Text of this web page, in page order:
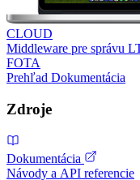
CLOUD
Middleware pre správu
FOTA
Prehľad Dokumentácia
Zdroje
Dokumentácia
Návody a API referencie